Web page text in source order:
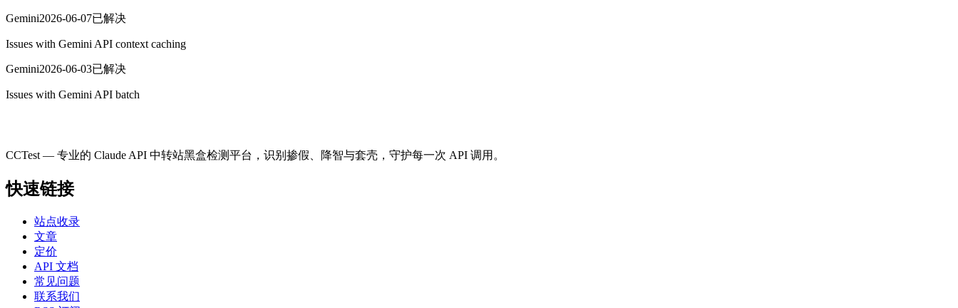
Gemini2026-06-07已解决
Issues with Gemini API context caching
Gemini2026-06-03已解决
Issues with Gemini API batch
CCTest — 专业的 Claude API 中转站黑盒检测平台，识别掺假、降智与套壳，守护每一次 API 调用。
快速链接
站点收录
文章
定价
API 文档
常见问题
联系我们